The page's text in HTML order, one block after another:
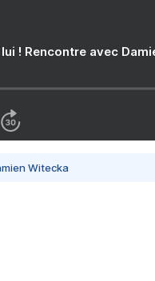
! Rencontre avec
Witecka